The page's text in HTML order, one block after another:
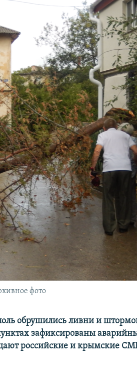
фото
обрушились ливни и
зафиксированы
российские и крымские